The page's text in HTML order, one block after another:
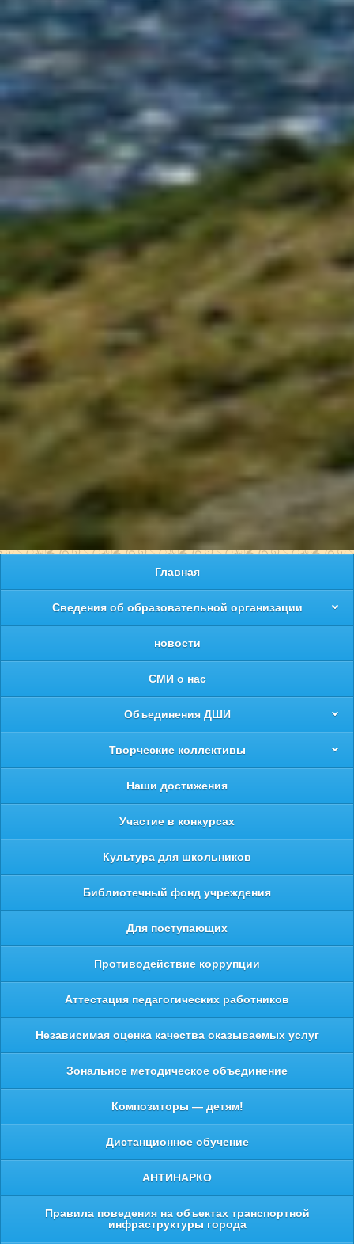
Главная
Сведения об образовательной организации
новости
СМИ о нас
Объединения ДШИ
Творческие коллективы
Наши достижения
Участие в конкурсах
Культура для школьников
Библиотечный фонд учреждения
Для поступающих
Противодействие коррупции
Аттестация педагогических работников
Независимая оценка качества оказываемых услуг
Зональное методическое объединение
Композиторы — детям!
Дистанционное обучение
АНТИНАРКО
Правила поведения на объектах транспортной
инфраструктуры города